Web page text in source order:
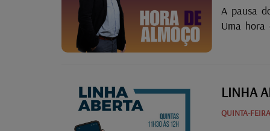
A pausa
Uma hora
LINHA
QUINTA-